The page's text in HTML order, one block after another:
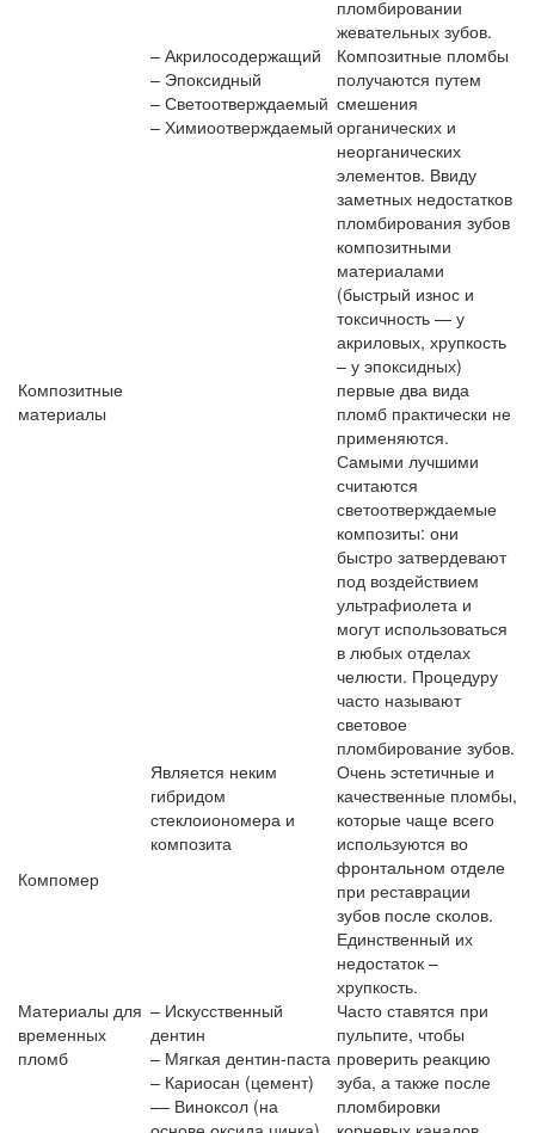
пломбировании
жевательных зубов.
Композитные
материалы
– Акрилосодержащий
– Эпоксидный
– Светоотверждаемый
– Химиоотверждаемый
Композитные пломбы
получаются путем
смешения
органических и
неорганических
элементов. Ввиду
заметных недостатков
пломбирования зубов
композитными
материалами
(быстрый износ и
токсичность — у
акриловых, хрупкость
– у эпоксидных)
первые два вида
пломб практически не
применяются.
Самыми лучшими
считаются
светоотверждаемые
композиты: они
быстро затвердевают
под воздействием
ультрафиолета и
могут использоваться
в любых отделах
челюсти. Процедуру
часто называют
световое
пломбирование зубов.
Компомер
Является неким
гибридом
стеклоиономера и
композита
Очень эстетичные и
качественные пломбы,
которые чаще всего
используются во
фронтальном отделе
при реставрации
зубов после сколов.
Единственный их
недостаток –
хрупкость.
Материалы для
временных
пломб
– Искусственный
дентин
– Мягкая дентин-паста
– Кариосан (цемент)
–– Виноксол (на
Часто ставятся при
пульпите, чтобы
проверить реакцию
зуба, а также после
пломбировки